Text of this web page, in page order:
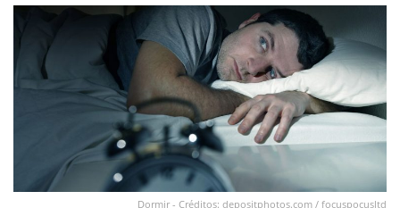
Dormir - Créditos: depositphotos.com / focuspocusltd